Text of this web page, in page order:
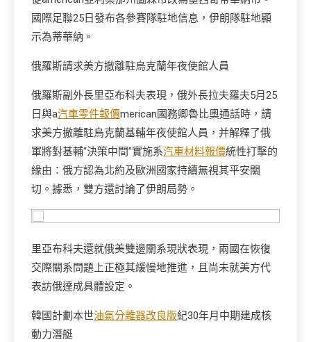
國際足聯25日發布各參賽隊駐地信息，伊朗隊駐地顯
示為蒂華納。
俄羅斯請求美方撤離駐烏克蘭年夜使館人員
俄羅斯副外長里亞布科夫表現，俄外長拉夫羅夫5月25
日與a汽車零件報價merican國務卿魯比奧通話時，請
求美方撤離駐烏克蘭基輔年夜使館人員，并解釋了俄
軍將對基輔“決策中間”實施系汽車材料報價統性打擊的
緣由：俄方認為北約及歐洲國家持續無視其平安關
切。據悉，雙方還討論了伊朗局勢。
里亞布科夫還就俄美雙邊關系現狀表現，兩國在恢復
交際關系問題上正極其緩慢地推進，且尚未就美方代
表訪俄達成具體設定。
韓國計劃本世油氣分離器改良版紀30年月中期建成核
動力潛艇